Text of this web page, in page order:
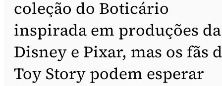
coleção do Boticário
inspirada em produções da
Disney e Pixar, mas os fãs
Toy Story podem esperar